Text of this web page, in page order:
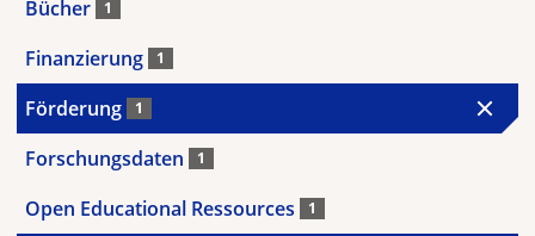
Bücher 1
Finanzierung 1
Förderung 1
Forschungsdaten 1
Open Educational Ressources 1